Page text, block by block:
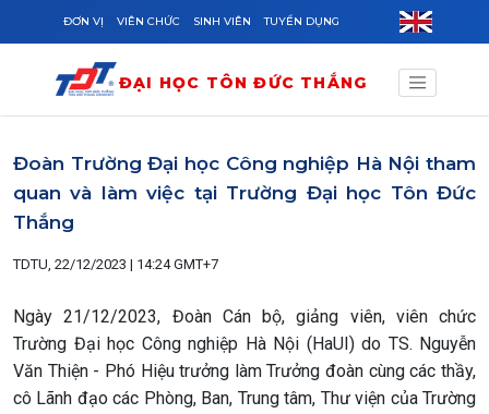
Skip to main content
ĐƠN VỊ VIÊN CHỨC SINH VIÊN TUYỂN DỤNG
ĐẠI HỌC TÔN ĐỨC THẮNG
Đoàn Trường Đại học Công nghiệp Hà Nội tham
quan và làm việc tại Trường Đại học Tôn Đức
Thắng
TDTU, 22/12/2023 | 14:24 GMT+7
Ngày 21/12/2023, Đoàn Cán bộ, giảng viên, viên chức
Trường Đại học Công nghiệp Hà Nội (HaUI) do TS. Nguyễn
Văn Thiện - Phó Hiệu trưởng làm Trưởng đoàn cùng các thầy,
cô Lãnh đạo các Phòng, Ban, Trung tâm, Thư viện của Trường